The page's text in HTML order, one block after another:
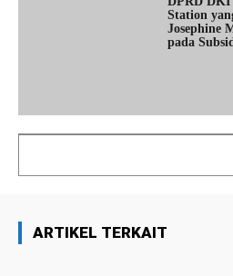
Station
Josephine
pada
ARTIKEL TERKAIT